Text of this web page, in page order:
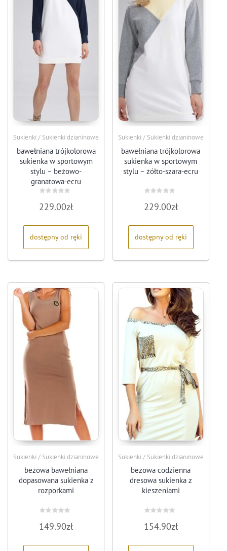
Sukienki / Sukienki dzianinowe
bawełniana trójkolorowa
sukienka w sportowym
stylu – beżowo-
granatowa-ecru
0
na
229.00zł
dostępny od ręki
Sukienki / Sukienki dzianinowe
bawełniana trójkolorowa
sukienka w sportowym
stylu – żółto-szara-ecru
0
na
229.00zł
dostępny od ręki
Sukienki / Sukienki dzianinowe
beżowa bawełniana
dopasowana sukienka z
rozporkami
0
na
149.90zł
Sukienki / Sukienki dzianinowe
beżowa codzienna
dresowa sukienka z
kieszeniami
0
na
154.90zł